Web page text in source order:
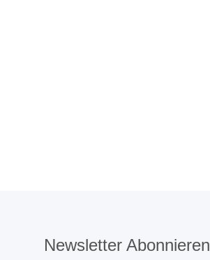
Newsletter Abonnieren